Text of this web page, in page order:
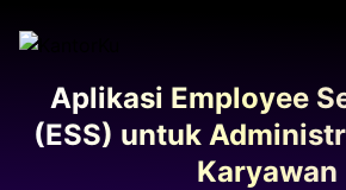
Aplikasi Employee
(ESS) untuk
Karyawan